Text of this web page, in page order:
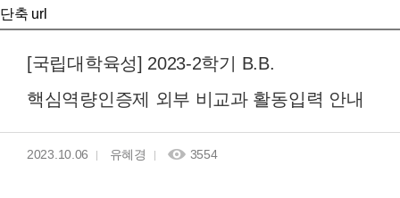
단축 url
[국립대학육성] 2023-2학기 B.B.
핵심역량인증제 외부 비교과 활동입력 안내
2023.10.06 유혜경 3554